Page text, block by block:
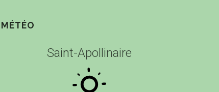
MÉTÉO
Saint-Apollinaire